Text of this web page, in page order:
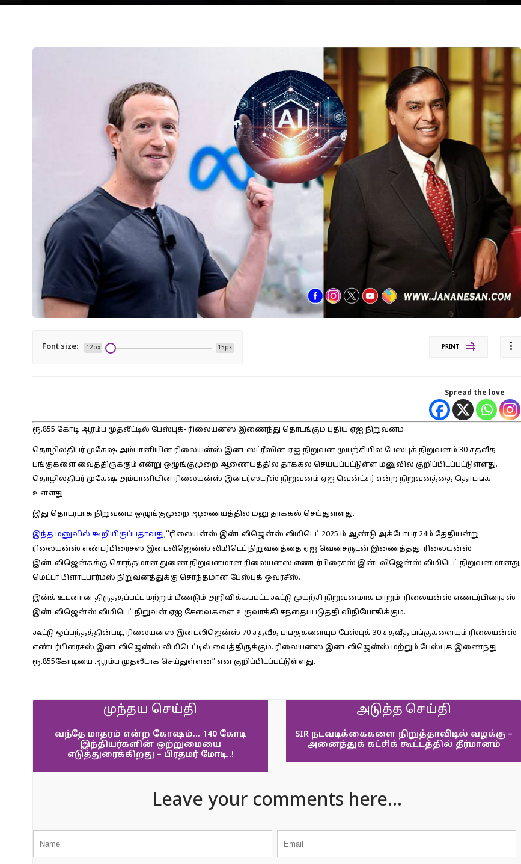
Font size: 12px 15px PRINT
Spread the love
ரூ.855 கோடி ஆரம்ப முதலீட்டில் பேஸ்புக்- ரிலையன்ஸ் இணைந்து தொடங்கும் புதிய ஏஐ நிறுவனம்
தொழிலதிபர் முகேஷ் அம்பானியின் ரிலையன்ஸ் இன்டஸ்ட்ரீஸின் ஏஐ நிறுவன முயற்சியில் பேஸ்புக் நிறுவனம் 30 சதவீத
பங்குகளை வைத்திருக்கும் என்று ஒழுங்குமுறை ஆணையத்தில் தாக்கல் செய்யப்பட்டுள்ள மனுவில் குறிப்பிடப்பட்டுள்ளது.
தொழிலதிபர் முகேஷ் அம்பானியின் ரிலையன்ஸ் இன்டர்ஸ்ட்ரீஸ் நிறுவனம் ஏஐ வென்ட்சர் என்ற நிறுவனத்தை தொடங்க
உள்ளது.
இது தொடர்பாக நிறுவனம் ஒழுங்குமுறை ஆணையத்தில் மனு தாக்கல் செய்துள்ளது.
இந்த மனுவில் கூறியிருப்பதாவது,‘‘ரிலையன்ஸ் இன்டலிஜென்ஸ் லிமிடெட் 2025 ம் ஆண்டு அக்டோபர் 24ம் தேதியன்று
ரிலையன்ஸ் எண்டர்பிரைசஸ் இன்டலிஜென்ஸ் லிமிடெட் நிறுவனத்தை ஏஐ வென்சருடன் இணைத்தது. ரிலையன்ஸ்
இன்டலிஜென்சுக்கு சொந்தமான துணை நிறுவனமான ரிலையன்ஸ் எண்டர்பிரைசஸ் இன்டலிஜென்ஸ் லிமிடெட் நிறுவனமானது,
மெட்டா பிளாட்பார்ம்ஸ் நிறுவனத்துக்கு சொந்தமான பேஸ்புக் ஓவர்சீஸ்.
இன்க் உடனான திருத்தப்பட்ட மற்றும் மீண்டும் அறிவிக்கப்பட்ட கூட்டு முயற்சி நிறுவனமாக மாறும். ரிலையன்ஸ் எண்டர்பிரைசஸ்
இன்டலிஜென்ஸ் லிமிடெட் நிறுவன் ஏஐ சேவைகளை உருவாக்கி சந்தைப்படுத்தி விநியோகிக்கும்.
கூட்டு ஒப்பந்தத்தின்படி, ரிலையன்ஸ் இன்டலிஜென்ஸ் 70 சதவீத பங்குகளையும் பேஸ்புக் 30 சதவீத பங்குகளையும் ரிலையன்ஸ்
எண்டர்பிரைசஸ் இன்டலிஜென்ஸ் லிமிடெட்டில் வைத்திருக்கும். ரிலையன்ஸ் இன்டலிஜென்ஸ் மற்றும் பேஸ்புக் இணைந்து
ரூ.855கோடியை ஆரம்ப முதலீடாக செய்துள்ளன” என குறிப்பிடப்பட்டுள்ளது.
முந்தய செய்தி
வந்தே மாதரம் என்ற கோஷம்… 140 கோடி
இந்தியர்களின் ஒற்றுமையை
எடுத்துரைக்கிறது – பிரதமர் மோடி..!
அடுத்த செய்தி
SIR நடவடிக்கைகளை நிறுத்தாவிடில் வழக்கு –
அனைத்துக் கட்சிக் கூட்டத்தில் தீர்மானம்
Leave your comments here...